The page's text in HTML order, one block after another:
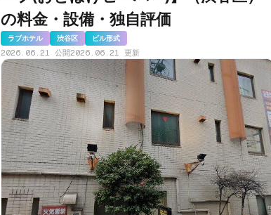
の料金・設備・独自評価
ラブホテル 渋谷区 ビル形式
2026.06.21 公開2026.06.21 更新